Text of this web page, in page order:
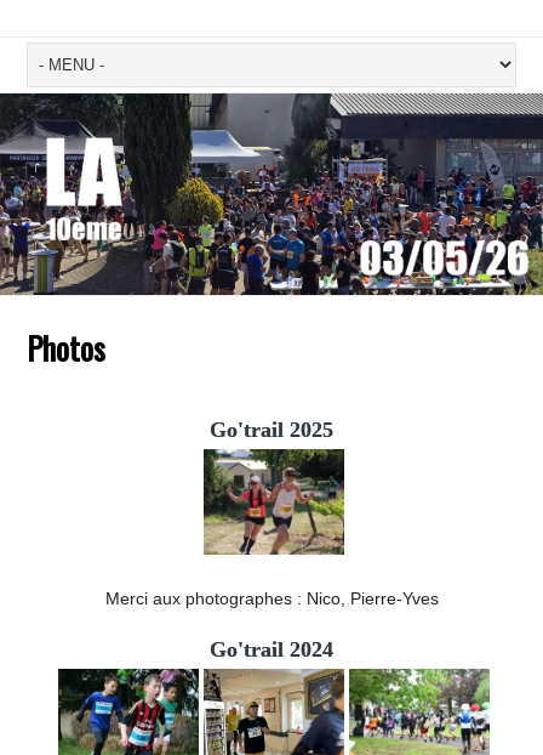
Photos
Go'trail 2025
Merci aux photographes : Nico, Pierre-Yves
Go'trail 2024